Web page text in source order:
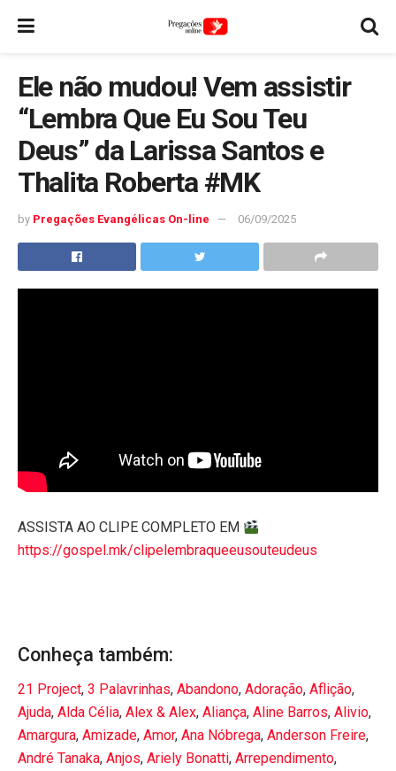
Ele não mudou! Vem assistir
“Lembra Que Eu Sou Teu
Deus” da Larissa Santos e
Thalita Roberta #MK
by Pregações Evangélicas On-line 06/09/2025
ASSISTA AO CLIPE COMPLETO EM
https://gospel.mk/clipelembraqueeusouteudeus
Conheça também:
21 Project, 3 Palavrinhas, Abandono, Adoração, Aflição,
Ajuda, Alda Célia, Alex & Alex, Aliança, Aline Barros, Alivio,
Amargura, Amizade, Amor, Ana Nóbrega, Anderson Freire,
André Tanaka, Anjos, Ariely Bonatti, Arrependimento,